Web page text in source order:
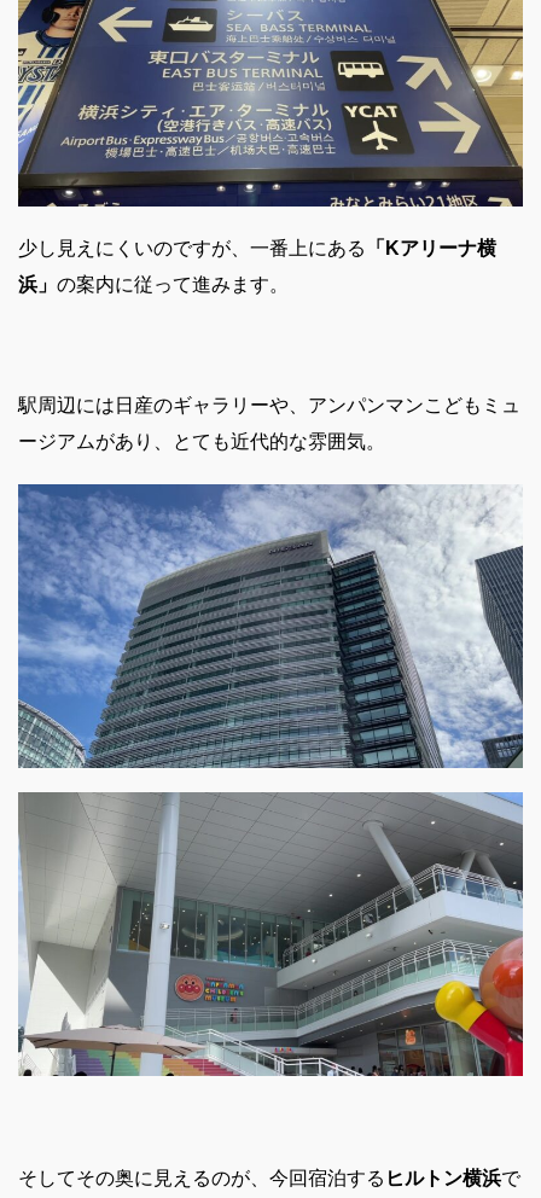
少し見えにくいのですが、一番上にある
「Kアリーナ横
浜」 の案内に従って進みます。
駅周辺には日産のギャラリーや、アンパンマンこどもミュ
ージアムがあり、とても近代的な雰囲気。
そしてその奥に見えるのが、今回宿泊する ヒルトン横浜で